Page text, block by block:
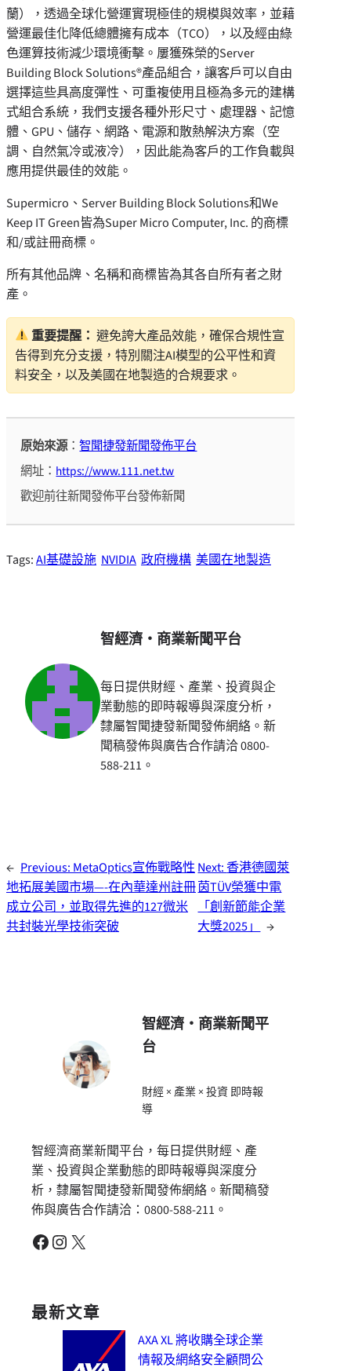
蘭），透過全球化營運實現極佳的規模與效率，並藉
營運最佳化降低總體擁有成本（TCO），以及經由綠
色運算技術減少環境衝擊。屢獲殊榮的Server
Building Block Solutions®產品組合，讓客戶可以自由
選擇這些具高度彈性、可重複使用且極為多元的建構
式組合系統，我們支援各種外形尺寸、處理器、記憶
體、GPU、儲存、網路、電源和散熱解決方案（空
調、自然氣冷或液冷），因此能為客戶的工作負載與
應用提供最佳的效能。
Supermicro、Server Building Block Solutions和We
Keep IT Green皆為Super Micro Computer, Inc. 的商標
和/或註冊商標。
所有其他品牌、名稱和商標皆為其各自所有者之財
產。
重要提醒： 避免誇大產品效能，確保合規性宣
告得到充分支援，特別關注AI模型的公平性和資
料安全，以及美國在地製造的合規要求。
原始來源：智聞捷發新聞發佈平台
網址： https://www.111.net.tw
歡迎前往新聞發佈平台發佈新聞
Tags:AI基礎設施 NVIDIA 政府機構 美國在地製造
智經濟・商業新聞平台
每日提供財經、產業、投資與企
業動態的即時報導與深度分析，
隸屬智聞捷發新聞發佈網絡。新
聞稿發佈與廣告合作請洽 0800-
588-211。
← Previous: MetaOptics宣佈戰略性
地拓展美國市場—-在內華達州註冊
成立公司，並取得先進的127微米
共封裝光學技術突破
Next:香港德國萊
茵TÜV榮獲中電
「創新節能企業
大獎2025」
→
智經濟・商業新聞平
台
財經 × 產業 × 投資 即時報
導
智經濟商業新聞平台，每日提供財經、產
業、投資與企業動態的即時報導與深度分
析，隸屬智聞捷發新聞發佈網絡。新聞稿發
佈與廣告合作請洽：0800-588-211。
Facebook Instagram X
最新文章
AXA XL 將收購全球企業
情報及網絡安全顧問公